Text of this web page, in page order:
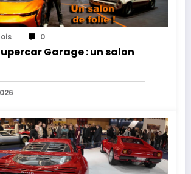
0
Garage : un salon